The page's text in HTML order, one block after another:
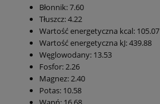
Błonnik: 7.60
Tłuszcz: 4.22
Wartość energetyczna kcal: 105.07
Wartość energetyczna kJ: 439.88
Węglowodany: 13.53
Fosfor: 2.26
Magnez: 2.40
Potas: 10.58